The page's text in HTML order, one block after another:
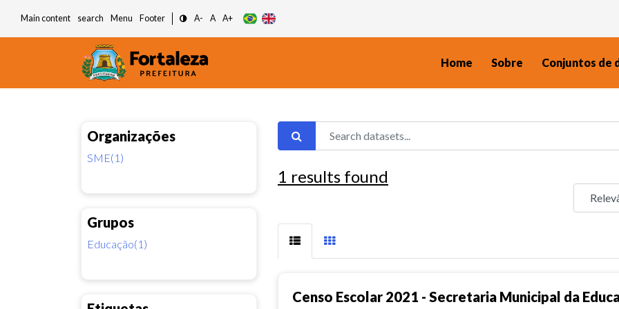
Main content search Menu Footer A- A A+
Home Sobre Conjuntos de
Organizações
SME(1)
Grupos
Educação(1)
1 results found
Censo Escolar 2021 - Secretaria Municipal da